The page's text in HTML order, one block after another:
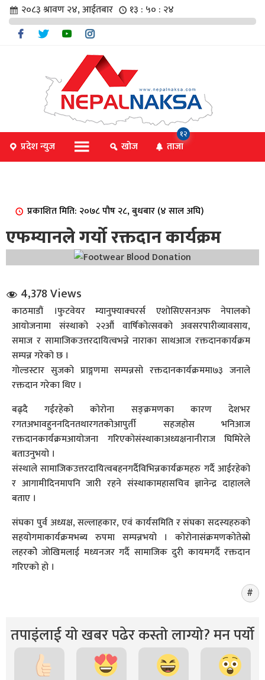
संवाद
२०८३ श्रावण २४, आईतबार १३ : ५० : २५
प्रदेश न्युज खोज ताजा
१२
प्रकाशित मिति: २०७८ पौष २८, बुधबार (४ साल अघि)
एफम्यानले गर्यो रक्तदान कार्यक्रम
4,378 Views
काठमाडौं ।फुटवेयर म्यानुफ्याक्चरर्स एशोसिएसनअफ नेपालको
आयोजनामा संस्थाको २२औं वार्षिकोत्सवको अवसरपारीव्यावसाय,
समाज र सामाजिकउत्तरदायित्वभन्ने नाराका साथआज रक्तदानकार्यक्रम
सम्पन्न गरेको छ ।
गोल्डस्टार सुजको प्राङ्गणमा सम्पन्नसो रक्तदानकार्यक्रममा७३ जनाले
रक्तदान गरेका थिए ।
बढ्दै गईरहेको कोरोना सङ्क्रमणका कारण देशभर
रगतअभावहुननदिनतथारगतकोआपुर्ती सहजहोस भनिआज
रक्तदानकार्यक्रमआयोजना गरिएकोसंस्थाकाअध्यक्षनानीराज घिमिरेले
बताउनुभयो ।
संस्थाले सामाजिकउत्तरदायित्वबहनगर्दैविभिन्नकार्यक्रमहरु गर्दै आईरहेको
र आगामीदिनमापनि जारी रहने संस्थाकामहासचिव ज्ञानेन्द्र दाहालले
बताए ।
संघका पुर्व अध्यक्ष, सल्लाहकार, एवं कार्यसमिति र संघका सदस्यहरुको
सहयोगमाकार्यक्रमभब्य रुपमा सम्पन्नभयो । कोरोनासंक्रमणकोतेस्रो
लहरकोे जोखिमलाई मध्यनजर गर्दै सामाजिक दुरी कायमगर्दै रक्तदान
गरिएको हो ।
तपाइंलाई यो खबर पढेर कस्तो लाग्यो? मन पर्यो